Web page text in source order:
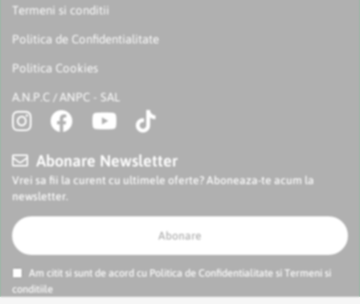
Termeni si conditii
Politica de Confidentialitate
Politica Cookies
A.N.P.C / ANPC - SAL
Abonare Newsletter
Vrei sa fii la curent cu ultimele oferte? Aboneaza-te acum la
newsletter.
Abonare
Am citit si sunt de acord cu Politica de Confidentialitate si
Termeni si
conditiile